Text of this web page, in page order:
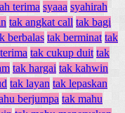
terima syaaa syahirah
tak angkat call tak bagi
berbalas tak berminat tak
tak cukup duit tak
tak hargai tak kahwin
tak layan tak lepaskan
berjumpa tak mahu